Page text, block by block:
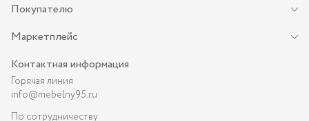
Покупателю
Маркетплейс
Контактная информация
Горячая линия
info@mebelny95.ru
По сотрудничеству